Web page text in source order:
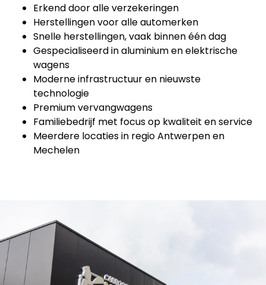
Erkend door alle verzekeringen
Herstellingen voor alle automerken
Snelle herstellingen, vaak binnen één dag
Gespecialiseerd in aluminium en elektrische
wagens
Moderne infrastructuur en nieuwste
technologie
Premium vervangwagens
Familiebedrijf met focus op kwaliteit en service
Meerdere locaties in regio Antwerpen en
Mechelen